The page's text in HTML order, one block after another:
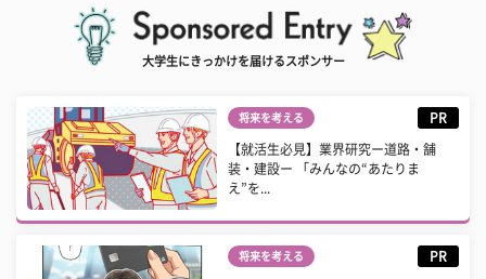
大学生にきっかけを届けるスポンサー
将来を考える PR
【就活生必見】業界研究ー道路・舗
装・建設ー 「みんなの“あたりま
え”を...
将来を考える PR